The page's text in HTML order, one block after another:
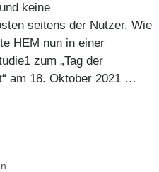
keine
seitens der Nutzer. Wie
HEM nun in einer
zum „Tag der
am 18. Oktober 2021 …